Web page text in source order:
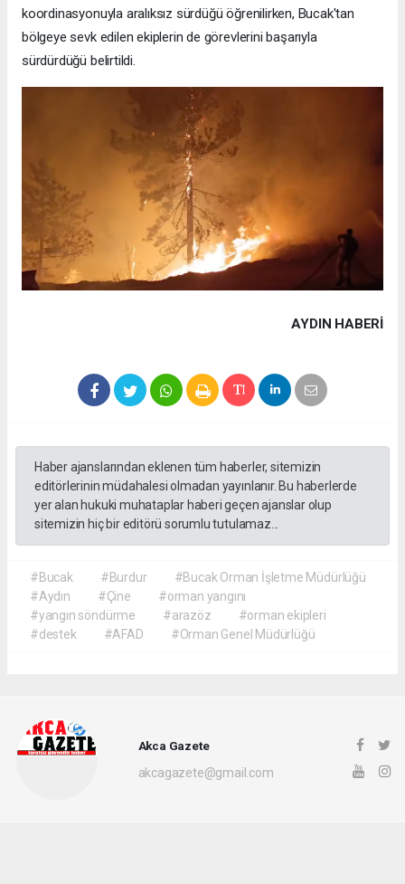
koordinasyonuyla aralıksız sürdüğü öğrenilirken, Bucak'tan
bölgeye sevk edilen ekiplerin de görevlerini başarıyla
sürdürdüğü belirtildi.
AYDIN HABERİ
Haber ajanslarından eklenen tüm haberler, sitemizin
editörlerinin müdahalesi olmadan yayınlanır. Bu haberlerde
yer alan hukuki muhataplar haberi geçen ajanslar olup
sitemizin hiç bir editörü sorumlu tutulamaz...
#Bucak #Burdur
#Bucak Orman İşletme Müdürlüğü
#Aydın
#Çine
#orman yangını
#yangın söndürme
#arazöz
#orman ekipleri
#destek
#AFAD #Orman Genel Müdürlüğü
Akca Gazete
akcagazete@gmail.com